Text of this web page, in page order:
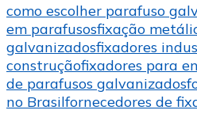
como escolher parafuso
em parafusosfixação
galvanizadosfixadores
construçãofixadores para
de parafusos galvanizados
no Brasilfornecedores de